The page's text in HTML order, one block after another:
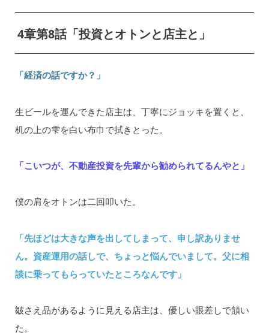
4章第8話「投資とオトンと店主と」
「経済の話ですか？」
生ビールを運んできた店主は、丁寧にジョッキを置くと、
机の上の雫を白い布巾で拭きとった。
「こいつが、不動産投資を先輩から勧められてるんやと」
僕の肩をオトンは二回叩いた。
「先ほどは大きな声を出してしまって、申し訳ありませ
ん。資産運用の話しで、ちょっと悩んでいまして。父に相
談に乗ってもらっていたところなんです」
皺さえ品があるように見える店主は、優しい眼差しで頷い
た。